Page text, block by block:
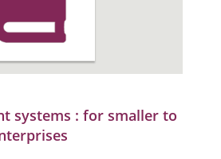
systems : for smaller to